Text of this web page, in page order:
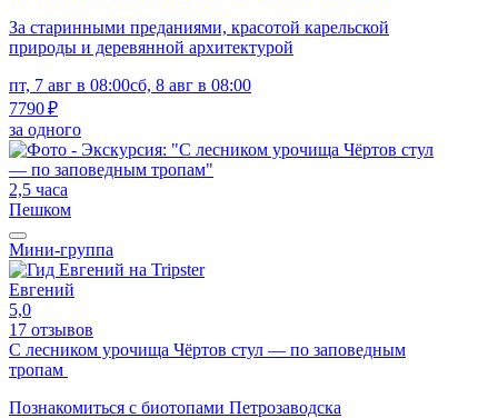
За старинными преданиями, красотой карельской
природы и деревянной архитектурой
пт, 7 авг в 08:00сб, 8 авг в 08:00
7790 ₽
за одного
2,5 часа
Пешком
Мини-группа
Евгений
5,0
17 отзывов
С лесником урочища Чёртов стул — по заповедным
тропам
Познакомиться с биотопами Петрозаводска